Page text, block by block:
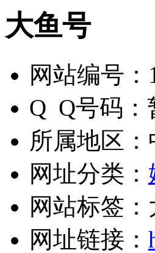
大鱼号
网站编号：
Q Q号码：
所属地区：
网址分类：
网站标签：
网址链接：